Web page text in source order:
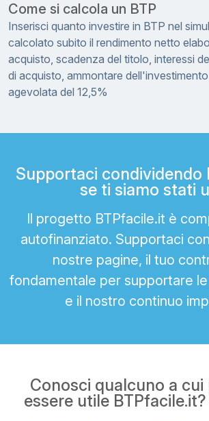
Come si calcola un BTP
Inserisci quanto investire in BTP nel
calcolato subito il rendimento netto
acquisto, scadenza del titolo, interessi
di acquisto, ammontare
agevolata del 12,5%
Supportaci condividendo
se ti siamo stati
Il progetto BTPfacile.it è
autofinanziato. Supportaci
nostre pagine, il tuo
fondamentale per supportare
e il nostro continuo
Conosci qualcuno a
essere utile